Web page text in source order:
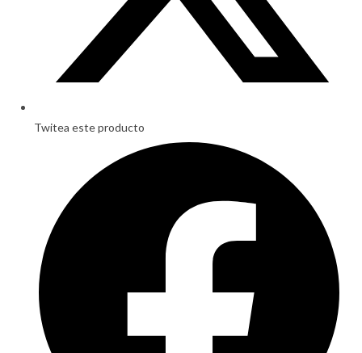
Twitea este producto
window